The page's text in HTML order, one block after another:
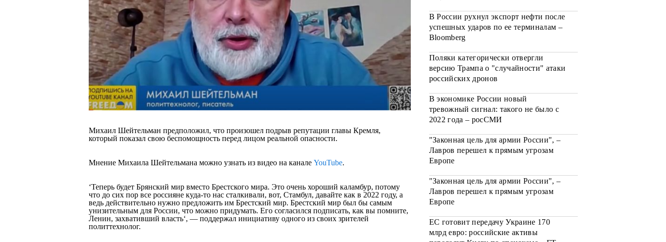
Михаил Шейтельман предположил, что произошел подрыв репутации главы Кремля,
который показал свою беспомощность перед лицом реальной опасности.
Мнение Михаила Шейтельмана можно узнать из видео на канале YouTube.
‘Теперь будет Брянский мир вместо Брестского мира. Это очень хороший каламбур, потому
что до сих пор все россияне куда-то нас сталкивали, вот, Стамбул, давайте как в 2022 году, а
ведь действительно нужно предложить им Брестский мир. Брестский мир был бы самым
унизительным для России, что можно придумать. Его согласился подписать, как вы помните,
Ленин, захвативший власть‘, — поддержал инициативу одного из своих зрителей
политтехнолог.
В России рухнул экспорт нефти после
успешных ударов по ее терминалам –
Bloomberg
Поляки категорически отвергли
версию Трампа о "случайности" атаки
российских дронов
В экономике России новый
тревожный сигнал: такого не было с
2022 года – росСМИ
"Законная цель для армии России", –
Лавров перешел к прямым угрозам
Европе
"Законная цель для армии России", –
Лавров перешел к прямым угрозам
Европе
ЕС готовит передачу Украине 170
млрд евро: российские активы